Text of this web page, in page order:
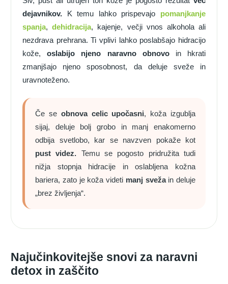
dejavnikov. K temu lahko prispevajo pomanjkanje
spanja,dehidracija, kajenje, večji vnos alkohola ali
nezdrava prehrana. Ti vplivi lahko poslabšajo hidracijo
kože,oslabijo njeno naravno obnovo in hkrati
zmanjšajo njeno sposobnost, da deluje sveže in
uravnoteženo.
Če se obnova celic upočasni, koža izgublja
sijaj, deluje bolj grobo in manj enakomerno
odbija svetlobo, kar se navzven pokaže kot
pust videz. Temu se pogosto pridružita tudi
nižja stopnja hidracije in oslabljena kožna
bariera, zato je koža videti manj svežain deluje
„brez življenja“.
Najučinkovitejše snovi za naravni
detox in zaščito